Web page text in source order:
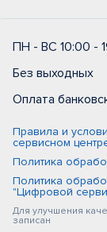
ПН - ВС 10:00 -
Без выходных
Оплата
Правила и
сервисном
Политика
Политика
"Цифровой
Для улучшения
записан